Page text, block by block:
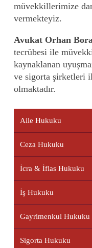
müvekkillerimize
vermekteyiz.
Avukat Orhan
tecrübesi ile
kaynaklanan
ve sigorta şirketleri
olmaktadır.
Aile Hukuku
Ceza Hukuku
İcra & İflas Hukuku
İş Hukuku
Gayrimenkul Hukuku
Sigorta Hukuku